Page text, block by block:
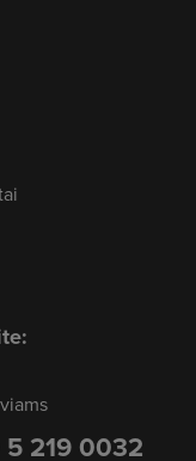
219 0032